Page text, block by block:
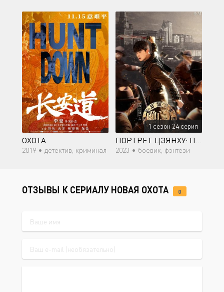
ОХОТА
2019 • детектив, криминал
1 сезон 24 серия
ПОРТРЕТ ЦЗЯНХУ: ПЕРЕВОПЛОТИВШИЙСЯ УЧЕНИК
2023 • боевик, фэнтези
ОТЗЫВЫ К СЕРИАЛУ НОВАЯ ОХОТА 0